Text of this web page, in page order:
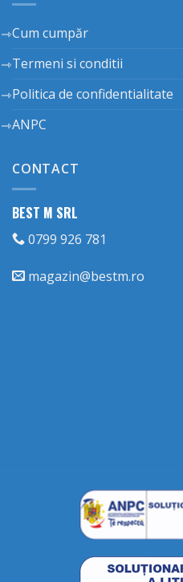
Cum cumpăr
Termeni si conditii
Politica de confidentialitate
ANPC
CONTACT
BEST M SRL
0799 926 781
magazin@bestm.ro